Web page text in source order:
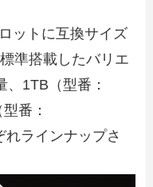
ットに互換サイズ
準搭載したバリエ
1TB（型番：
番：
ラインナップさ